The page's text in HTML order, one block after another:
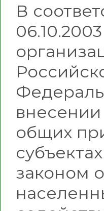
В
общих
законом